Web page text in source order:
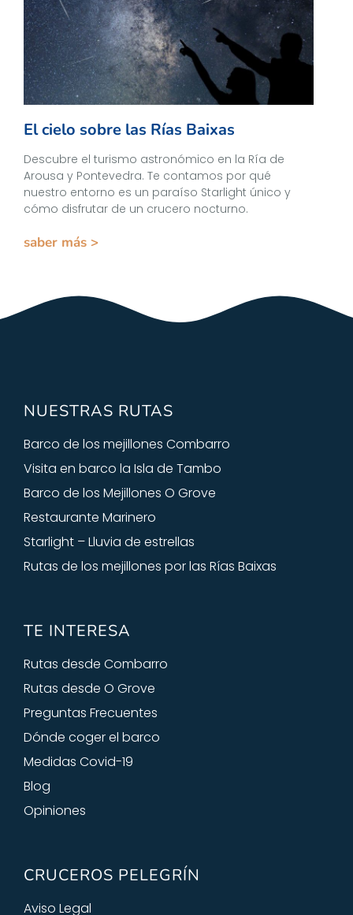
El cielo sobre las Rías Baixas
Descubre el turismo astronómico en la Ría de
Arousa y Pontevedra. Te contamos por qué
nuestro entorno es un paraíso Starlight único y
cómo disfrutar de un crucero nocturno.
saber más >
NUESTRAS RUTAS
Barco de los mejillones Combarro
Visita en barco la Isla de Tambo
Barco de los Mejillones O Grove
Restaurante Marinero
Starlight – Lluvia de estrellas
Rutas de los mejillones por las Rías Baixas
TE INTERESA
Rutas desde Combarro
Rutas desde O Grove
Preguntas Frecuentes
Dónde coger el barco
Medidas Covid-19
Blog
Opiniones
CRUCEROS PELEGRÍN
Aviso Legal